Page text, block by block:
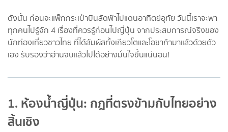
ดังนั้น ก่อนจะแพ็กกระเป๋าบินลัดฟ้าไปแดนอาทิตย์อุทัย วันนี้เราจะพา
ทุกคนไปรู้จัก 4 เรื่องที่ควรรู้ก่อนไปญี่ปุ่น จากประสบการณ์จริงของ
นักท่องเที่ยวชาวไทย ที่ได้สัมผัสทั้งเกียวโตและโอซาก้ามาแล้วด้วยตัว
เอง รับรองว่าอ่านจบแล้วไปได้อย่างมั่นใจขึ้นแน่นอน!
1. ห้องน้ำญี่ปุ่น: กฎที่ตรงข้ามกับไทยอย่าง
สิ้นเชิง